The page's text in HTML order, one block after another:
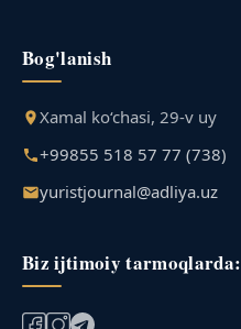
Bog'lanish
Xamal ko‘chasi, 29-v uy
+99855 518 57 77 (738)
yuristjournal@adliya.uz
Biz ijtimoiy tarmoqlarda: